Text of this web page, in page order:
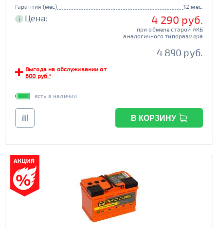
Гарантия (мес)
12 мес.
i Цена: 4 290 руб.
при обмене старой АКБ
аналогичного типоразмера
4 890 руб.
Выгода на обслуживании от
600 руб.*
есть в наличии
В КОРЗИНУ